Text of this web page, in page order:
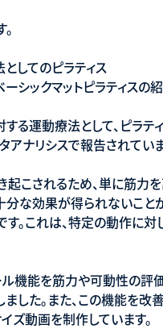
してのピラティス
シックマットピラティスの
る運動療法として、ピラ
ナリシスで報告されていま
こされるため、単に筋力
な効果が得られないこと
す。これは、特定の動作に
機能を筋力や可動性の評
した。また、この機能を改
ズ動画を制作しています。